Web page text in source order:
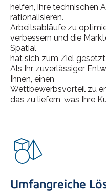
helfen, ihre technischen
rationalisieren.
Arbeitsabläufe zu
verbessern und die
Spatial
hat sich zum Ziel
Als Ihr zuverlässiger
Ihnen, einen
Wettbewerbsvorteil zu
das zu liefern, was Ihre
Umfangreiche